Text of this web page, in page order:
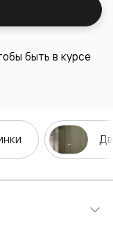
быть в курсе